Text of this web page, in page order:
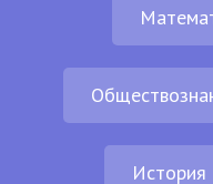
История